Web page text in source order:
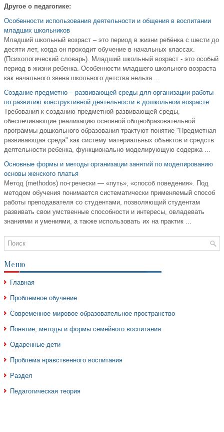
Другое о педагогике:
Особенности использования деятельности и общения в воспитании
младших школьников
Младший школьный возраст – это период в жизни ребёнка с шести до
десяти лет, когда он проходит обучение в начальных классах.
(Психологический словарь). Младший школьный возраст - это особый
период в жизни ребенка. Особенности младшего школьного возраста
как начального звена школьного детства нельзя ...
Создание предметно – развивающей среды для организации работы
по развитию конструктивной деятельности в дошкольном возрасте
Требования к созданию предметной развивающей среды,
обеспечивающие реализацию основной общеобразовательной
программы дошкольного образования трактуют понятие "Предметная
развивающая среда" как систему материальных объектов и средств
деятельности ребенка, функционально моделирующую содержа ...
Основные формы и методы организации занятий по моделированию
основы женского платья
Метод (methodos) по-гречески — «путь», «способ поведения». Под
методом обучения понимается систематически применяемый способ
работы преподавателя со студентами, позволяющий студентам
развивать свои умственные способности и интересы, овладевать
знаниями и умениями, а также использовать их на практик ...
Меню
Главная
Проблемное обучение
Современное мировое образовательное пространство
Понятие, методы и формы семейного воспитания
Одаренные дети
Проблема нравственного воспитания
Раздел
Педагогическая теория